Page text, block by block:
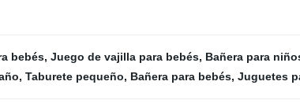
bebés, Juego de vajilla para bebés, Bañera para
, Taburete pequeño, Bañera para bebés, Juguetes